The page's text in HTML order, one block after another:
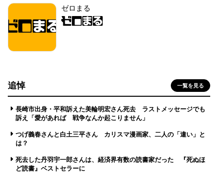
ゼロまる
追悼 一覧を見る
長崎市出身・平和訴えた美輪明宏さん死去 ラストメッセージでも
訴え「愛があれば 戦争なんか起こりません」
つげ義春さんと白土三平さん カリスマ漫画家、二人の「違い」と
は？
死去した丹羽宇一郎さんは、経済界有数の読書家だった 『死ぬほ
ど読書』ベストセラーに